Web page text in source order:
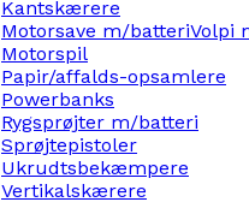
Kantskærere
Motorsave m/batteriVolpi
Motorspil
Papir/affalds-opsamlere
Powerbanks
Rygsprøjter m/batteri
Sprøjtepistoler
Ukrudtsbekæmpere
Vertikalskærere